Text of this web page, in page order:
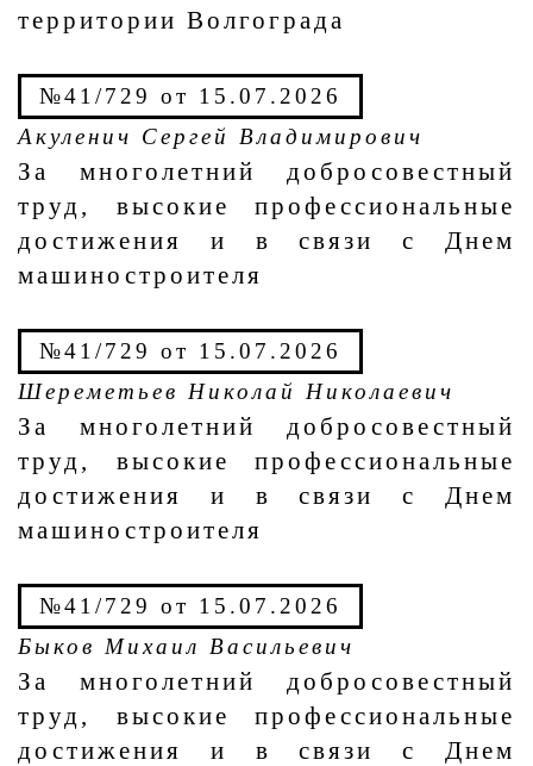
территории Волгограда
№41/729 от 15.07.2026
Акуленич Сергей Владимирович
За многолетний добросовестный
труд, высокие профессиональные
достижения и в связи с Днем
машиностроителя
№41/729 от 15.07.2026
Шереметьев Николай Николаевич
За многолетний добросовестный
труд, высокие профессиональные
достижения и в связи с Днем
машиностроителя
№41/729 от 15.07.2026
Быков Михаил Васильевич
За многолетний добросовестный
труд, высокие профессиональные
достижения и в связи с Днем